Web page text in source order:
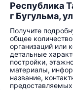
Республика
г Бугульма,
Получите
общее
организаций или
детальные
постройки,
материалы,
название,
предоставляемых